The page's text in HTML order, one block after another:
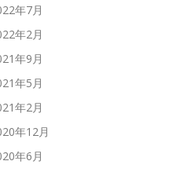
年7月
年2月
年9月
年5月
年2月
年12月
年6月